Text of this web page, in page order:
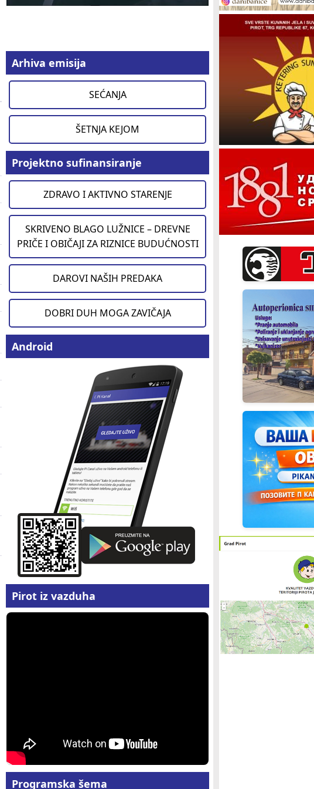
Arhiva emisija
SEĆANJA
ŠETNJA KEJOM
Projektno sufinansiranje
ZDRAVO I AKTIVNO STARENJE
SKRIVENO BLAGO LUŽNICE – DREVNE
PRIČE I OBIČAJI ZA RIZNICE BUDUĆNOSTI
DAROVI NAŠIH PREDAKA
DOBRI DUH MOGA ZAVIČAJA
Android
Pirot iz vazduha
Programska šema